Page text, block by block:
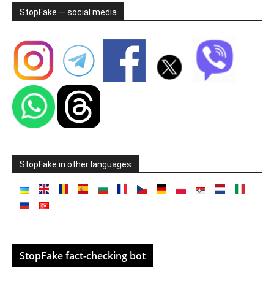
StopFake — social media
StopFake in other languages
StopFake fact-checking bot